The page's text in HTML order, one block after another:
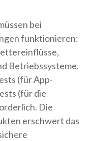
bei
funktionieren:
Betriebssysteme.
(für App-
(für die
Die
erschwert das